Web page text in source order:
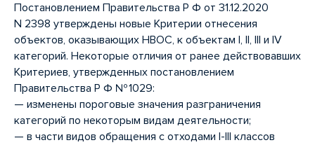
Постановлением Правительства Р Ф от 31.12.2020
N 2398 утверждены новые Критерии отнесения
объектов, оказывающих НВОС, к объектам I, II, III и IV
категорий. Некоторые отличия от ранее действовавших
Критериев, утвержденных постановлением
Правительства Р Ф № 1029:
— изменены пороговые значения разграничения
категорий по некоторым видам деятельности;
— в части видов обращения с отходами I-III классов